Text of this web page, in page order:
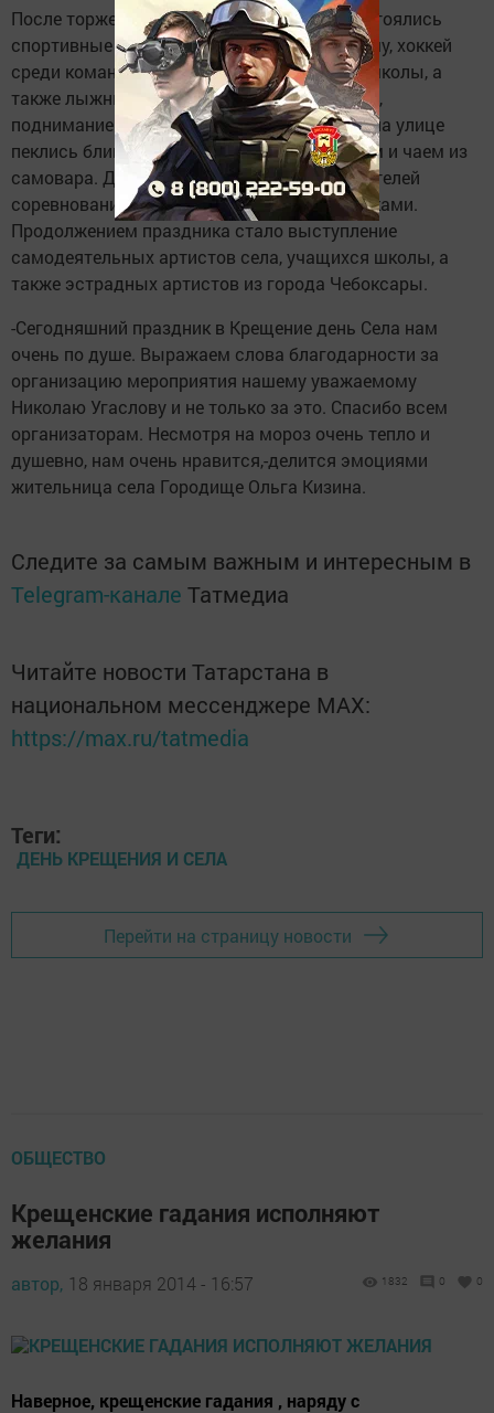
После торжественной части праздника состоялись
спортивные соревнования по борьбе Корэшу, хоккей
среди команд молодёжи сели и учащихся школы, а
также лыжные гонки, перетягивания каната,
поднимание гири. В фойе дома культуры и на улице
пеклись блины, гостей радовали шашлыком и чаем из
самовара. Далее всех участников и победителей
соревнований награждали ценными подарками.
Продолжением праздника стало выступление
самодеятельных артистов села, учащихся школы, а
также эстрадных артистов из города Чебоксары.
-Сегодняшний праздник в Крещение день Села нам
очень по душе. Выражаем слова благодарности за
организацию мероприятия нашему уважаемому
Николаю Угаслову и не только за это. Спасибо всем
организаторам. Несмотря на мороз очень тепло и
душевно, нам очень нравится,-делится эмоциями
жительница села Городище Ольга Кизина.
Следите за самым важным и интересным в
Telegram-канале Татмедиа
Читайте новости Татарстана в
национальном мессенджере MАХ:
https://max.ru/tatmedia
Теги:
ДЕНЬ КРЕЩЕНИЯ И СЕЛА
Перейти на страницу новости
ОБЩЕСТВО
Крещенские гадания исполняют
желания
автор, 18 января 2014 - 16:57 1832 0 0
Наверное, крещенские гадания , наряду с